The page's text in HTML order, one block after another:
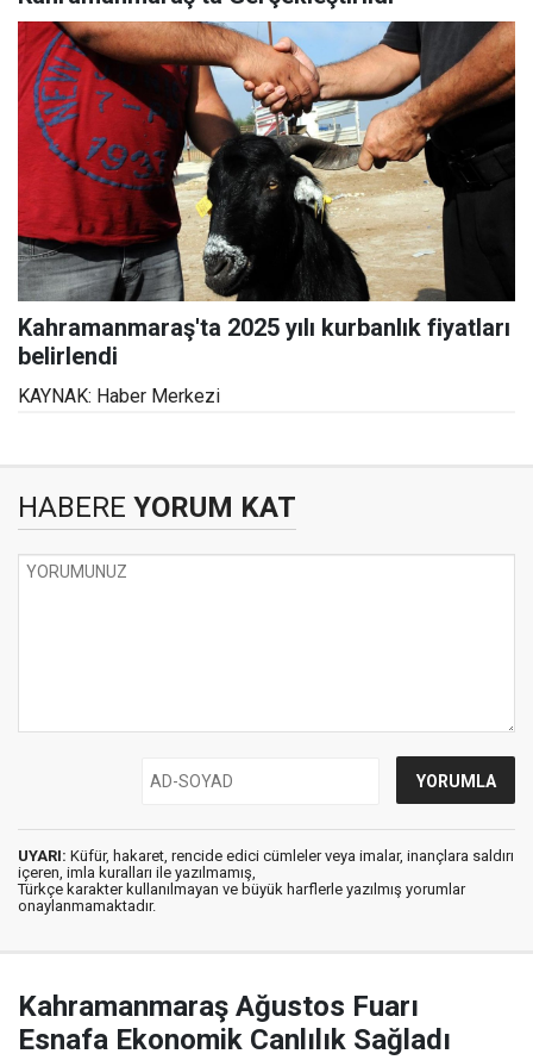
Kahramanmaraş'ta 2025 yılı kurbanlık fiyatları
belirlendi
KAYNAK: Haber Merkezi
HABERE YORUM KAT
UYARI: Küfür, hakaret, rencide edici cümleler veya imalar, inançlara saldırı
içeren, imla kuralları ile yazılmamış,
Türkçe karakter kullanılmayan ve büyük harflerle yazılmış yorumlar
onaylanmamaktadır.
Kahramanmaraş Ağustos Fuarı
Esnafa Ekonomik Canlılık Sağladı